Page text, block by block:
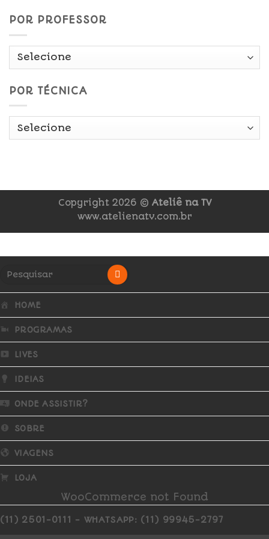
POR PROFESSOR
POR TÉCNICA
Copyright 2026 © Ateliê na TV
www.atelienatv.com.br
HOME
PROGRAMAS
LIVES
IDEIAS
ONDE ASSISTIR?
SOBRE
VIAGENS
LOJA
WooCommerce not Found
(11) 2501-0111 - WHATSAPP: (11) 99945-2797